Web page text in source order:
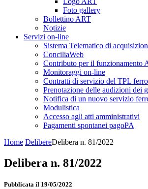
Foto gallery
Bollettino ART
Notizie
Servizi on-line
Sistema Telematico di
ConciliaWeb
Contributo per il funzionamento
Monitoraggi on-line
Contratti di servizio del TPL
Prenotazione delle audizioni dei
Notifica di un nuovo servizio
Modulistica
Accesso agli atti amministrativi
Pagamenti spontanei pagoPA
Home DelibereDelibera n. 81/2022
Delibera n. 81/2022
Pubblicata il 19/05/2022